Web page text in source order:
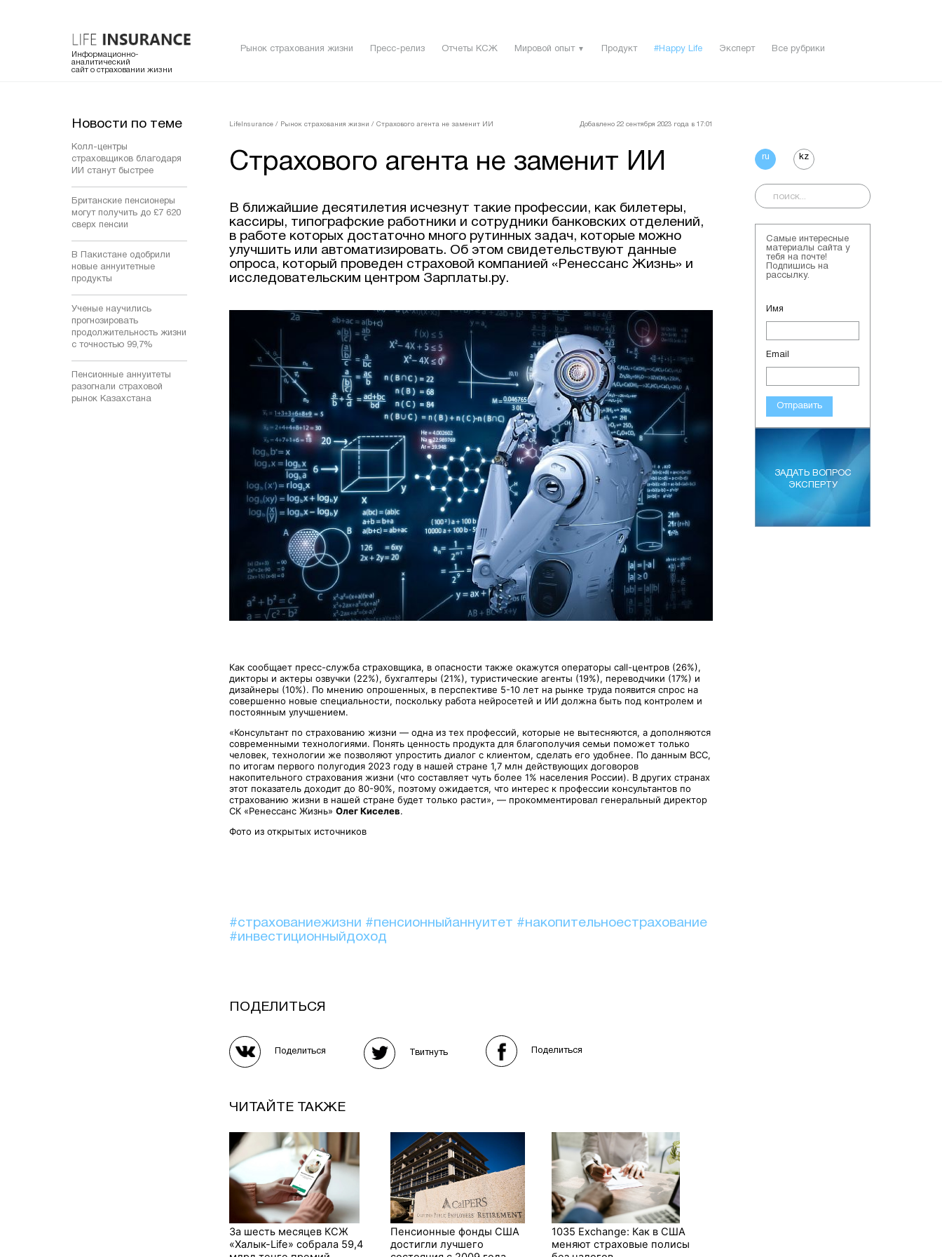
Информационно-
аналитический
сайт о страховании жизни
Рынок страхования жизни Пресс-релиз Отчеты КСЖ Мировой опыт ▼ Продукт #Happy Life Эксперт Все рубрики
Новости по теме
Колл-центры
страховщиков благодаря
ИИ станут быстрее
Британские пенсионеры
могут получить до £7 620
сверх пенсии
В Пакистане одобрили
новые аннуитетные
продукты
Ученые научились
прогнозировать
продолжительность жизни
с точностью 99,7%
Пенсионные аннуитеты
разогнали страховой
рынок Казахстана
LifeInsurance / Рынок страхования жизни / Страхового агента не заменит ИИ Добавлено 22 сентября 2023 года в 17:01
Страхового агента не заменит ИИ
В ближайшие десятилетия исчезнут такие профессии, как билетеры,
кассиры, типографские работники и сотрудники банковских отделений,
в работе которых достаточно много рутинных задач, которые можно
улучшить или автоматизировать. Об этом свидетельствуют данные
опроса, который проведен страховой компанией «Ренессанс Жизнь» и
исследовательским центром Зарплаты.ру.
Как сообщает пресс-служба страховщика, в опасности также окажутся операторы call-центров (26%),
дикторы и актеры озвучки (22%), бухгалтеры (21%), туристические агенты (19%), переводчики (17%) и
дизайнеры (10%). По мнению опрошенных, в перспективе 5-10 лет на рынке труда появится спрос на
совершенно новые специальности, поскольку работа нейросетей и ИИ должна быть под контролем и
постоянным улучшением.
«Консультант по страхованию жизни — одна из тех профессий, которые не вытесняются, а дополняются
современными технологиями. Понять ценность продукта для благополучия семьи поможет только
человек, технологии же позволяют упростить диалог с клиентом, сделать его удобнее. По данным ВСС,
по итогам первого полугодия 2023 году в нашей стране 1,7 млн действующих договоров
накопительного страхования жизни (что составляет чуть более 1% населения России). В других странах
этот показатель доходит до 80-90%, поэтому ожидается, что интерес к профессии консультантов по
страхованию жизни в нашей стране будет только расти», — прокомментировал генеральный директор
СК «Ренессанс Жизнь» Олег Киселев.
Фото из открытых источников
#страхованиежизни #пенсионныйаннуитет #накопительноестрахование
#инвестиционныйдоход
ПОДЕЛИТЬСЯ
Поделиться Твитнуть Поделиться
ЧИТАЙТЕ ТАКЖЕ
За шесть месяцев КСЖ
«Халык-Life» собрала 59,4
Пенсионные фонды США
достигли лучшего
1035 Exchange: Как в США
меняют страховые полисы
ru kz
Самые интересные
материалы сайта у
тебя на почте!
Подпишись на
рассылку.
Имя
Email
Отправить
ЗАДАТЬ ВОПРОС
ЭКСПЕРТУ